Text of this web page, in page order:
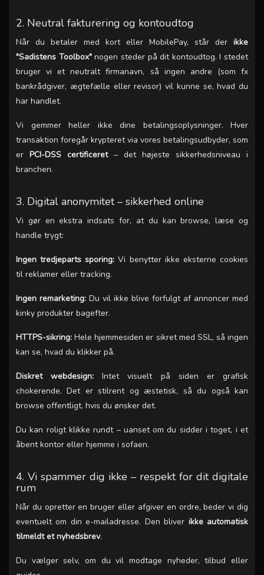
2. Neutral fakturering og kontoudtog
Når du betaler med kort eller MobilePay, står der ikke
"Sadistens Toolbox"nogen steder på dit kontoudtog. I stedet
bruger vi et neutralt firmanavn, så ingen andre (som fx
bankrådgiver, ægtefælle eller revisor) vil kunne se, hvad du
har handlet.
Vi gemmer heller ikke dine betalingsoplysninger. Hver
transaktion foregår krypteret via vores betalingsudbyder, som
er PCI-DSS certificeret– det højeste sikkerhedsniveau i
branchen.
3. Digital anonymitet – sikkerhed online
Vi gør en ekstra indsats for, at du kan browse, læse og
handle trygt:
Ingen tredjeparts sporing: Vi benytter ikke eksterne cookies
til reklamer eller tracking.
Ingen remarketing: Du vil ikke blive forfulgt af annoncer med
kinky produkter bagefter.
HTTPS-sikring: Hele hjemmesiden er sikret med SSL, så ingen
kan se, hvad du klikker på.
Diskret webdesign: Intet visuelt på siden er grafisk
chokerende. Det er stilrent og æstetisk, så du også kan
browse offentligt, hvis du ønsker det.
Du kan roligt klikke rundt – uanset om du sidder i toget, i et
åbent kontor eller hjemme i sofaen.
4. Vi spammer dig ikke – respekt for dit digitale
rum
Når du opretter en bruger eller afgiver en ordre, beder vi dig
eventuelt om din e-mailadresse. Den bliver ikke automatisk
tilmeldt et nyhedsbrev.
Du vælger selv, om du vil modtage nyheder, tilbud eller